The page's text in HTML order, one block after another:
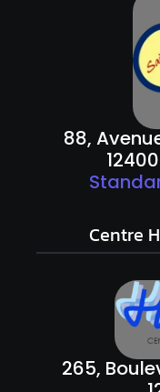
88,
Centre
265,